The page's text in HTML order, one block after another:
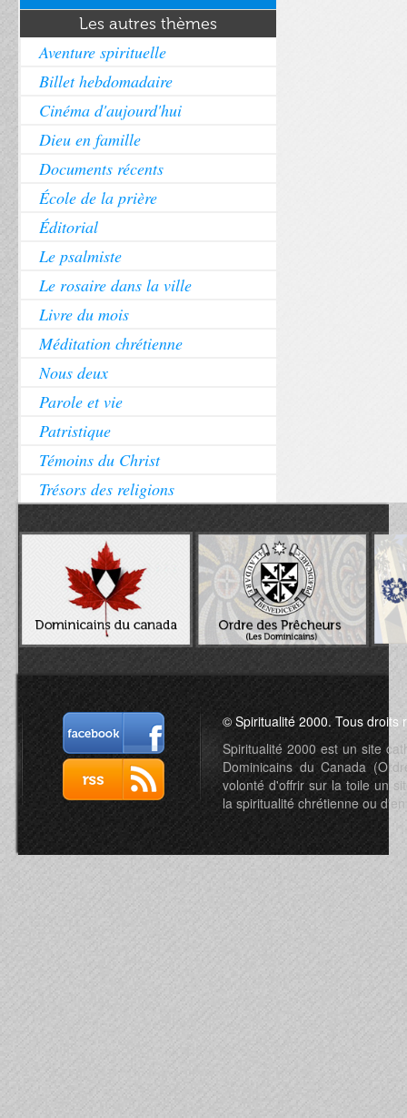
Les autres thèmes
Aventure spirituelle
Billet hebdomadaire
Cinéma d'aujourd'hui
Dieu en famille
Documents récents
École de la prière
Éditorial
Le psalmiste
Le rosaire dans la ville
Livre du mois
Méditation chrétienne
Nous deux
Parole et vie
Patristique
Témoins du Christ
Trésors des religions
© Spiritualité 2000. Tous droits
Spiritualité 2000 est un site
Dominicains du Canada
volonté d'offrir sur la toile un
la spiritualité chrétienne ou